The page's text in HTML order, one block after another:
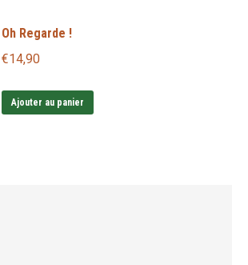
Oh Regarde !
€14,90
Ajouter au panier